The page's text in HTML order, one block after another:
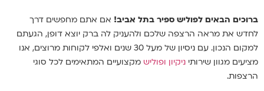
ברוכים הבאים לפוליש ספיר בתל אביב! אם אתם מחפשים דרך
לחדש את מראה הרצפה שלכם ולהעניק לה ברק יוצא דופן, הגעתם
למקום הנכון. עם ניסיון של מעל 30 שנים ואלפי לקוחות מרוצים, אנו
מציעים מגוון שירותי ניקיון ופוליש מקצועיים המתאימים לכל סוגי
הרצפות.